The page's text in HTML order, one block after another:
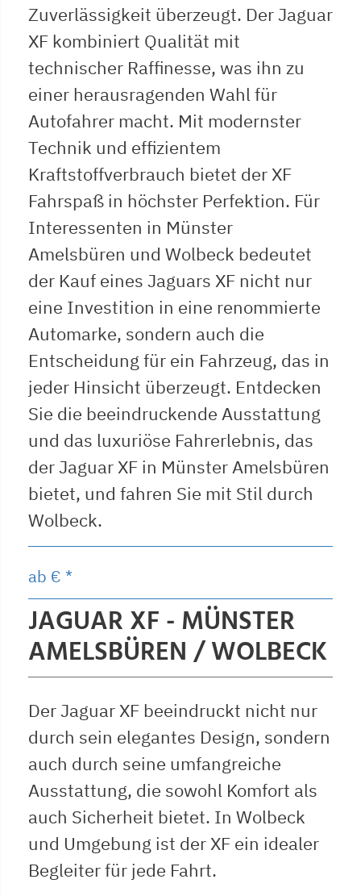
Zuverlässigkeit überzeugt. Der Jaguar
XF kombiniert Qualität mit
technischer Raffinesse, was ihn zu
einer herausragenden Wahl für
Autofahrer macht. Mit modernster
Technik und effizientem
Kraftstoffverbrauch bietet der XF
Fahrspaß in höchster Perfektion. Für
Interessenten in Münster
Amelsbüren und Wolbeck bedeutet
der Kauf eines Jaguars XF nicht nur
eine Investition in eine renommierte
Automarke, sondern auch die
Entscheidung für ein Fahrzeug, das in
jeder Hinsicht überzeugt. Entdecken
Sie die beeindruckende Ausstattung
und das luxuriöse Fahrerlebnis, das
der Jaguar XF in Münster Amelsbüren
bietet, und fahren Sie mit Stil durch
Wolbeck.
ab € *
JAGUAR XF - MÜNSTER
AMELSBÜREN / WOLBECK
Der Jaguar XF beeindruckt nicht nur
durch sein elegantes Design, sondern
auch durch seine umfangreiche
Ausstattung, die sowohl Komfort als
auch Sicherheit bietet. In Wolbeck
und Umgebung ist der XF ein idealer
Begleiter für jede Fahrt.